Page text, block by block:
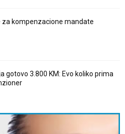
za kompenzacione mandate
gotovo 3.800 KM: Evo koliko prima